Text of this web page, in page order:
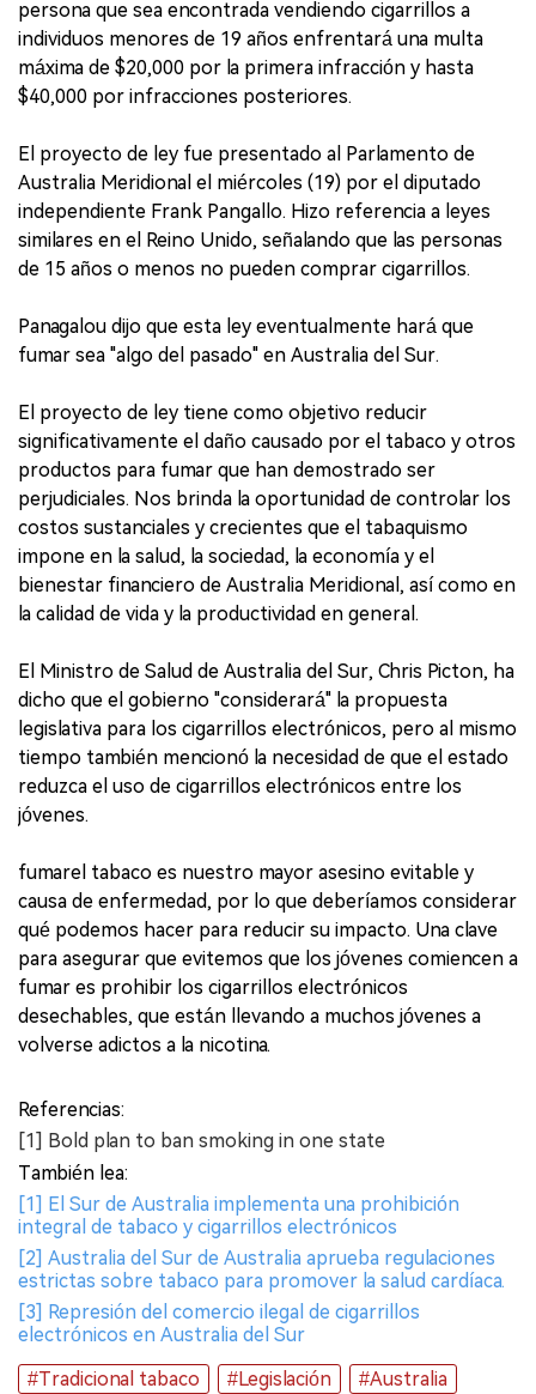
persona que sea encontrada vendiendo cigarrillos a
individuos menores de 19 años enfrentará una multa
máxima de $20,000 por la primera infracción y hasta
$40,000 por infracciones posteriores.
El proyecto de ley fue presentado al Parlamento de
Australia Meridional el miércoles (19) por el diputado
independiente Frank Pangallo. Hizo referencia a leyes
similares en el Reino Unido, señalando que las personas
de 15 años o menos no pueden comprar cigarrillos.
Panagalou dijo que esta ley eventualmente hará que
fumar sea "algo del pasado" en Australia del Sur.
El proyecto de ley tiene como objetivo reducir
significativamente el daño causado por el tabaco y otros
productos para fumar que han demostrado ser
perjudiciales. Nos brinda la oportunidad de controlar los
costos sustanciales y crecientes que el tabaquismo
impone en la salud, la sociedad, la economía y el
bienestar financiero de Australia Meridional, así como en
la calidad de vida y la productividad en general.
El Ministro de Salud de Australia del Sur, Chris Picton, ha
dicho que el gobierno "considerará" la propuesta
legislativa para los cigarrillos electrónicos, pero al mismo
tiempo también mencionó la necesidad de que el estado
reduzca el uso de cigarrillos electrónicos entre los
jóvenes.
fumarel tabaco es nuestro mayor asesino evitable y
causa de enfermedad, por lo que deberíamos considerar
qué podemos hacer para reducir su impacto. Una clave
para asegurar que evitemos que los jóvenes comiencen a
fumar es prohibir los cigarrillos electrónicos
desechables, que están llevando a muchos jóvenes a
volverse adictos a la nicotina.
Referencias:
[1] Bold plan to ban smoking in one state
También lea:
[1] El Sur de Australia implementa una prohibición
integral de tabaco y cigarrillos electrónicos
[2] Australia del Sur de Australia aprueba regulaciones
estrictas sobre tabaco para promover la salud cardíaca.
[3] Represión del comercio ilegal de cigarrillos
electrónicos en Australia del Sur
#Tradicional tabaco
#Legislación #Australia